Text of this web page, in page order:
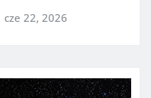
cze 22, 2026